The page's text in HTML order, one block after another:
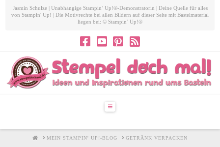
Jasmin Schulze | Unabhängige Stampin’ Up!®-Demonstratorin | Deine Quelle für alles
von Stampin' Up! | Die Motivrechte bei allen Bildern auf dieser Seite mit Bastelmaterial
liegen bei: © Stampin’ Up!®
Navigation
HOMEMEIN STAMPIN' UP!-BLOG GETRÄNK VERPACKEN